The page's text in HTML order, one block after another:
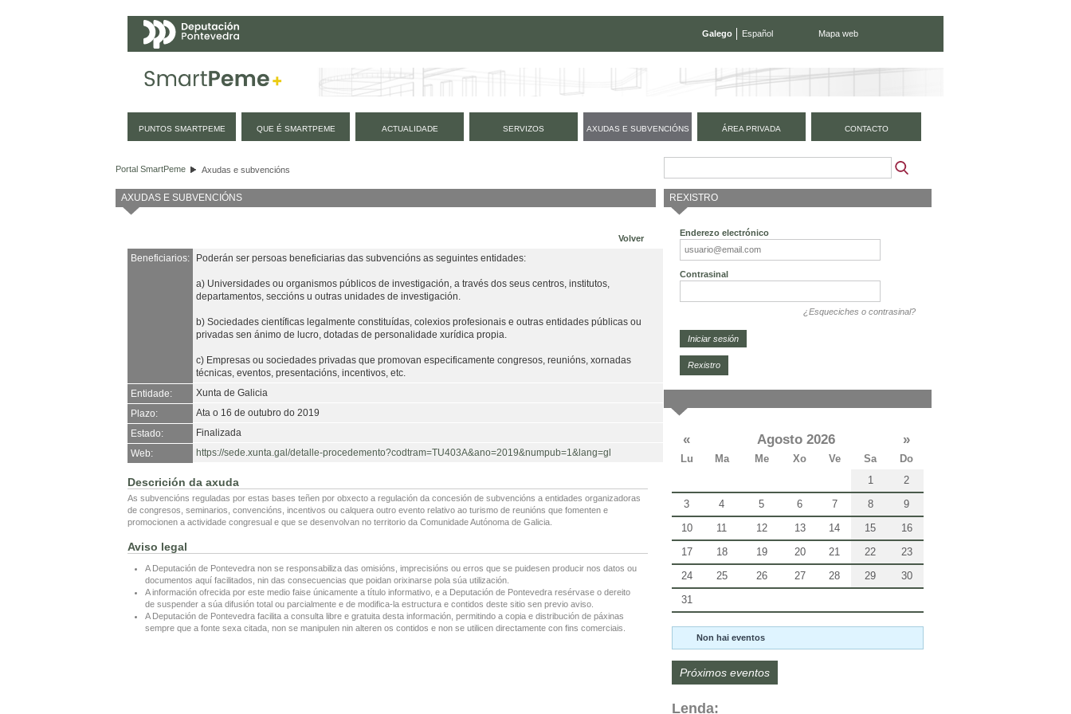
Galego Español Mapa web
PUNTOS SMARTPEME QUE É SMARTPEME ACTUALIDADE SERVIZOS AXUDAS E SUBVENCIÓNS ÁREA PRIVADA CONTACTO
Portal SmartPeme Axudas e subvencións
AXUDAS E SUBVENCIÓNS
Volver
Beneficiarios: Poderán ser persoas beneficiarias das subvencións as seguintes entidades:
a) Universidades ou organismos públicos de investigación, a través dos seus centros, institutos,
departamentos, seccións u outras unidades de investigación.
b) Sociedades científicas legalmente constituídas, colexios profesionais e outras entidades públicas ou
privadas sen ánimo de lucro, dotadas de personalidade xurídica propia.
c) Empresas ou sociedades privadas que promovan especificamente congresos, reunións, xornadas
técnicas, eventos, presentacións, incentivos, etc.
Entidade:
Xunta de Galicia
Plazo:
Ata o 16 de outubro do 2019
Estado:
Finalizada
Web:
https://sede.xunta.gal/detalle-procedemento?codtram=TU403A&ano=2019&numpub=1&lang=gl
Descrición da axuda
As subvencións reguladas por estas bases teñen por obxecto a regulación da concesión de subvencións a entidades organizadoras
de congresos, seminarios, convencións, incentivos ou calquera outro evento relativo ao turismo de reunións que fomenten e
promocionen a actividade congresual e que se desenvolvan no territorio da Comunidade Autónoma de Galicia.
Aviso legal
A Deputación de Pontevedra non se responsabiliza das omisións, imprecisións ou erros que se puidesen producir nos datos ou
documentos aquí facilitados, nin das consecuencias que poidan orixinarse pola súa utilización.
A información ofrecida por este medio faise únicamente a título informativo, e a Deputación de Pontevedra resérvase o dereito
de suspender a súa difusión total ou parcialmente e de modifica-la estructura e contidos deste sitio sen previo aviso.
A Deputación de Pontevedra facilita a consulta libre e gratuita desta información, permitindo a copia e distribución de páxinas
sempre que a fonte sexa citada, non se manipulen nin alteren os contidos e non se utilicen directamente con fins comerciais.
REXISTRO
Enderezo electrónico
Contrasinal
¿Esqueciches o contrasinal?
Rexistro
« Agosto 2026 »
Lu Ma Me Xo Ve Sa
Do
1
2
3
4 5 6 7 8
9
10
11 12 13 14 15
16
17
18 19 20 21 22
23
24
25 26 27 28 29
30
31
Non hai eventos
Próximos eventos
Lenda: